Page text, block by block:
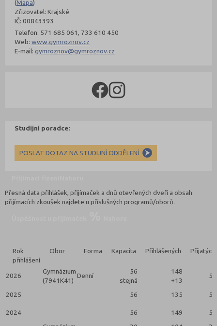
(Mapa)
Zřizovatel: Krajské
IČ: 00843393
Telefon: 571 685 061, 733 610 450
Web:www.gymroznov.cz
E-mail:gymroznov@gymroznov.cz
Studijní poradce:
POSLAT DOTAZ NA STUDIJNÍ ODDĚLENÍ
Přesná data přihlášek, přijímaček a dnů otevřených dveří a obsah
přijímacích zkoušek najdete u příslušných programů/oborů.
Rok
přihlášení
Obor Forma Kapacita Přihlášených Přijatých
2026
Gymnázium
(7941K41)
Denní
56
stejná
148
+13
56
2025 56 135 56
2024 56 149 56